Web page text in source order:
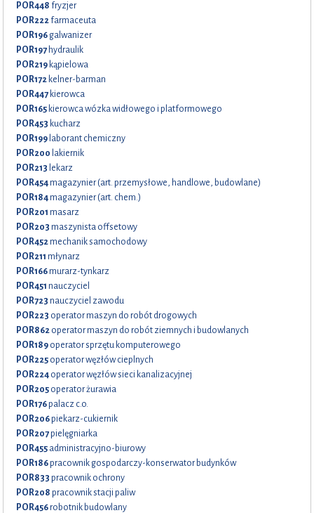
POR448 fryzjer
POR222 farmaceuta
POR196 galwanizer
POR197 hydraulik
POR219 kąpielowa
POR172 kelner-barman
POR447 kierowca
POR165 kierowca wózka widłowego i platformowego
POR453 kucharz
POR199 laborant chemiczny
POR200 lakiernik
POR213 lekarz
POR454magazynier (art. przemysłowe, handlowe, budowlane)
POR184magazynier (art. chem.)
POR201 masarz
POR203 maszynista offsetowy
POR452mechanik samochodowy
POR211 młynarz
POR166murarz-tynkarz
POR451 nauczyciel
POR723 nauczyciel zawodu
POR223 operator maszyn do robót drogowych
POR862 operator maszyn do robót ziemnych i budowlanych
POR189 operator sprzętu komputerowego
POR225 operator węzłów cieplnych
POR224 operator węzłów sieci kanalizacyjnej
POR205 operator żurawia
POR176palacz c.o.
POR206piekarz-cukiernik
POR207pielęgniarka
POR455 administracyjno-biurowy
POR186pracownik gospodarczy-konserwator budynków
POR833 pracownik ochrony
POR208 pracownik stacji paliw
POR456robotnik budowlany